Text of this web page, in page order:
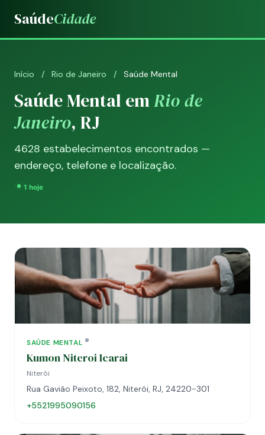
SaúdeCidade
Início / Rio de Janeiro / Saúde Mental
Saúde Mental emRio de
Janeiro, RJ
4628 estabelecimentos encontrados —
endereço, telefone e localização.
SAÚDE MENTAL
Kumon Niteroi Icarai
Niterói
Rua Gavião Peixoto, 182, Niterói, RJ, 24220-301
+5521995090156